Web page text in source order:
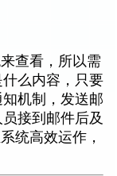
查看，所以需
么内容，只要
机制，发送邮
接到邮件后及
统高效运作，